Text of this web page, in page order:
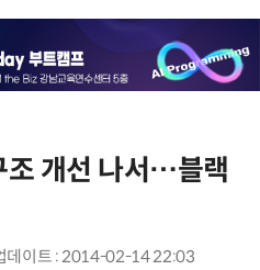
조 개선 나서…블랙
데이트 : 2014-02-14 22:03